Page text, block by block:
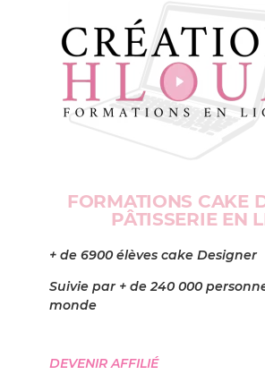
FORMATIONS CAKE
PÂTISSERIE EN
+ de 6900 élèves cake Designer
Suivie par + de 240 000
monde
DEVENIR AFFILIÉ